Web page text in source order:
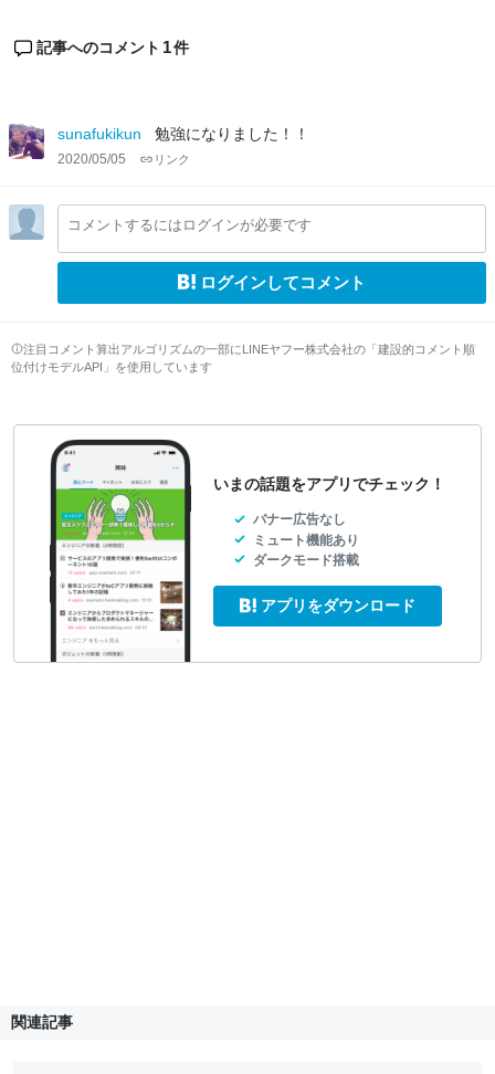
記事へのコメント 1件
sunafukikun 勉強になりました！！
2020/05/05 リンク
コメントするにはログインが必要です
ログインしてコメント
注目コメント算出アルゴリズムの一部にLINEヤフー株式会社の「建設的コメント順
位付けモデルAPI」を使用しています
いまの話題をアプリでチェック！
バナー広告なし
ミュート機能あり
ダークモード搭載
アプリをダウンロード
関連記事